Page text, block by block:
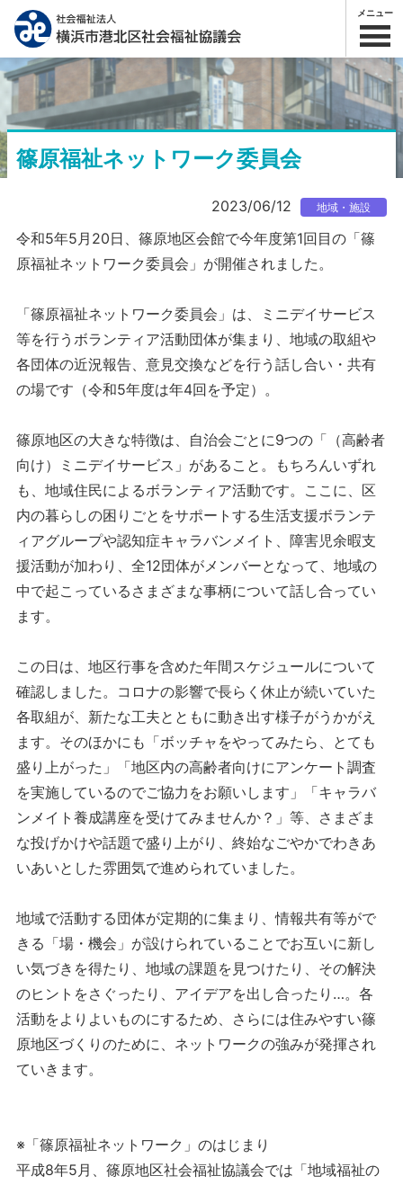
メニュー
篠原福祉ネットワーク委員会
2023/06/12 地域・施設
令和5年5月20日、篠原地区会館で今年度第1回目の「篠
原福祉ネットワーク委員会」が開催されました。
「篠原福祉ネットワーク委員会」は、ミニデイサービス
等を行うボランティア活動団体が集まり、地域の取組や
各団体の近況報告、意見交換などを行う話し合い・共有
の場です（令和5年度は年4回を予定）。
篠原地区の大きな特徴は、自治会ごとに9つの「（高齢者
向け）ミニデイサービス」があること。もちろんいずれ
も、地域住民によるボランティア活動です。ここに、区
内の暮らしの困りごとをサポートする生活支援ボランテ
ィアグループや認知症キャラバンメイト、障害児余暇支
援活動が加わり、全12団体がメンバーとなって、地域の
中で起こっているさまざまな事柄について話し合ってい
ます。
この日は、地区行事を含めた年間スケジュールについて
確認しました。コロナの影響で長らく休止が続いていた
各取組が、新たな工夫とともに動き出す様子がうかがえ
ます。そのほかにも「ボッチャをやってみたら、とても
盛り上がった」「地区内の高齢者向けにアンケート調査
を実施しているのでご協力をお願いします」「キャラバ
ンメイト養成講座を受けてみませんか？」等、さまざま
な投げかけや話題で盛り上がり、終始なごやかでわきあ
いあいとした雰囲気で進められていました。
地域で活動する団体が定期的に集まり、情報共有等がで
きる「場・機会」が設けられていることでお互いに新し
い気づきを得たり、地域の課題を見つけたり、その解決
のヒントをさぐったり、アイデアを出し合ったり…。各
活動をよりよいものにするため、さらには住みやすい篠
原地区づくりのために、ネットワークの強みが発揮され
ていきます。
※「篠原福祉ネットワーク」のはじまり
平成8年5月、篠原地区社会福祉協議会では「地域福祉の